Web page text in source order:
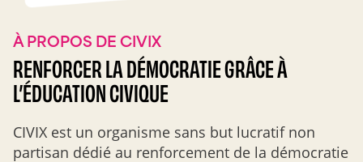
À PROPOS DE CIVIX
RENFORCER LA DÉMOCRATIE GRÂCE À
L’ÉDUCATION CIVIQUE
CIVIX est un organisme sans but lucratif non
partisan dédié au renforcement de la démocratie